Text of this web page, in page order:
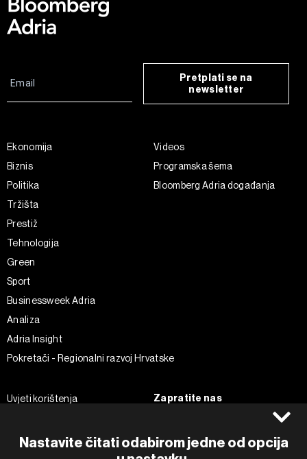
Nastavite čitati odabirom jedne od opcija
Pretplati se na
newsletter
Ekonomija
Biznis
Politika
Tržišta
Prestiž
Tehnologija
Green
Sport
Businessweek Adria
Analiza
Adria Insight
Pokretači - Regionalni razvoj Hrvatske
Videos
Programska šema
Bloomberg Adria događanja
Uvjeti korištenja
Politika kolačića
Zapratite nas
Instagram
Twitter